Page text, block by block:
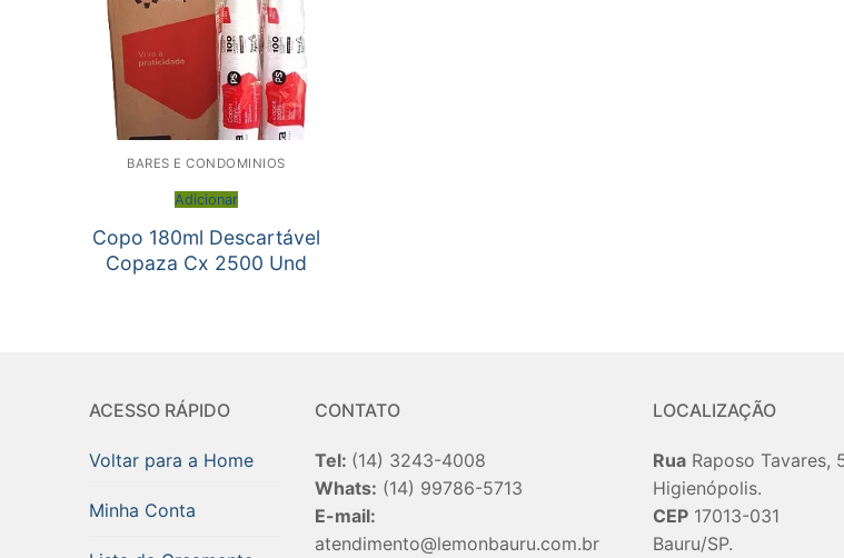
BARES E CONDOMINIOS
Adicionar
Copo 180ml Descartável
Copaza Cx 2500 Und
ACESSO RÁPIDO
Voltar para a Home
Minha Conta
CONTATO
Tel: (14) 3243-4008
Whats: (14) 99786-5713
E-mail:
atendimento@lemonbauru.com.br
LOCALIZAÇÃO
RuaRaposo Tavares,
Higienópolis.
CEP17013-031
Bauru/SP.